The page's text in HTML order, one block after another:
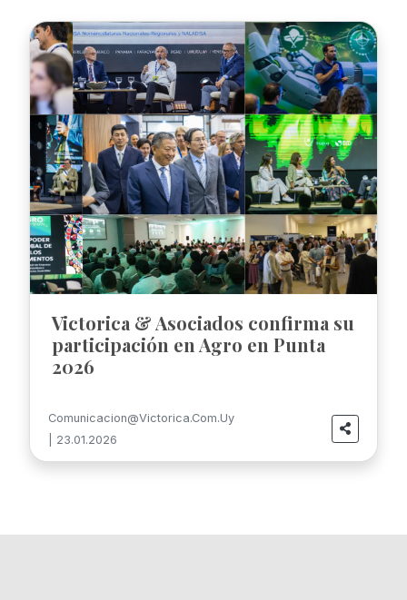
Victorica & Asociados confirma su
participación en Agro en Punta
2026
Comunicacion@victorica.com.uy
| 23.01.2026